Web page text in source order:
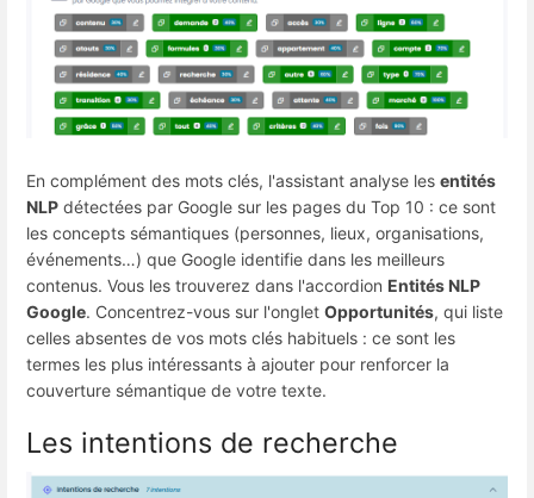
En complément des mots clés, l'assistant analyse les entités
NLP détectées par Google sur les pages du Top 10 : ce sont
les concepts sémantiques (personnes, lieux, organisations,
événements…) que Google identifie dans les meilleurs
contenus. Vous les trouverez dans l'accordion Entités NLP
Google. Concentrez-vous sur l'onglet Opportunités, qui liste
celles absentes de vos mots clés habituels : ce sont les
termes les plus intéressants à ajouter pour renforcer la
couverture sémantique de votre texte.
Les intentions de recherche